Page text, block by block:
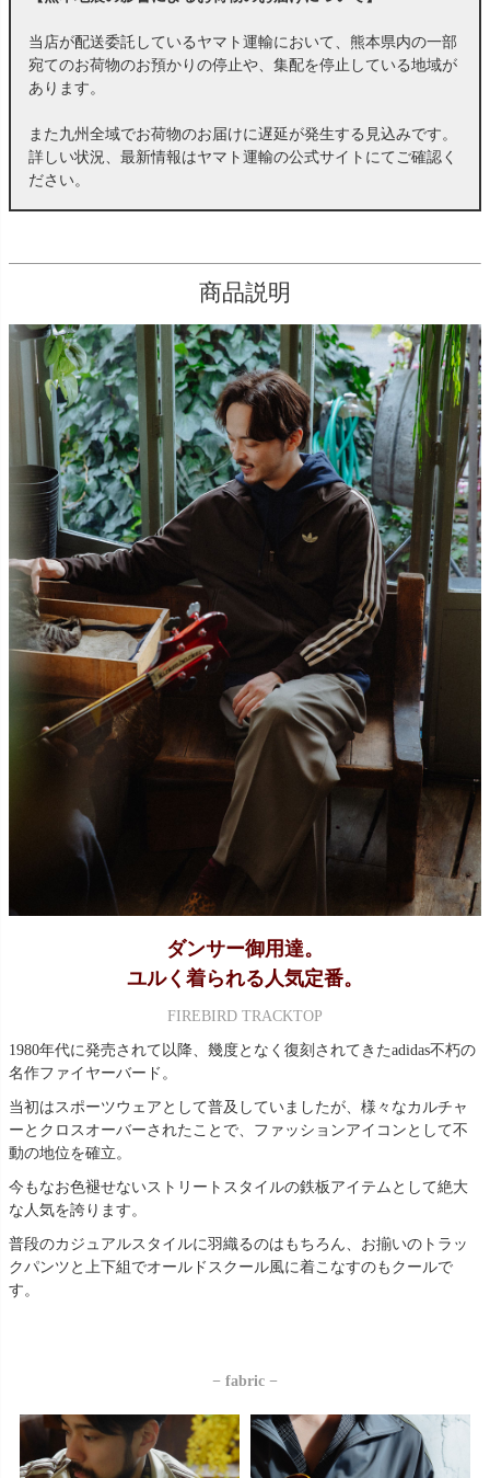
当店が配送委託しているヤマト運輸において、熊本県内の一部
宛てのお荷物のお預かりの停止や、集配を停止している地域が
あります。
また九州全域でお荷物のお届けに遅延が発生する見込みです。
詳しい状況、最新情報はヤマト運輸の公式サイトにてご確認く
ださい。
商品説明
ダンサー御用達。
ユルく着られる人気定番。
FIREBIRD TRACKTOP
1980年代に発売されて以降、幾度となく復刻されてきたadidas不朽の
名作ファイヤーバード。
当初はスポーツウェアとして普及していましたが、様々なカルチャ
ーとクロスオーバーされたことで、ファッションアイコンとして不
動の地位を確立。
今もなお色褪せないストリートスタイルの鉄板アイテムとして絶大
な人気を誇ります。
普段のカジュアルスタイルに羽織るのはもちろん、お揃いのトラッ
クパンツと上下組でオールドスクール風に着こなすのもクールで
す。
− fabric −